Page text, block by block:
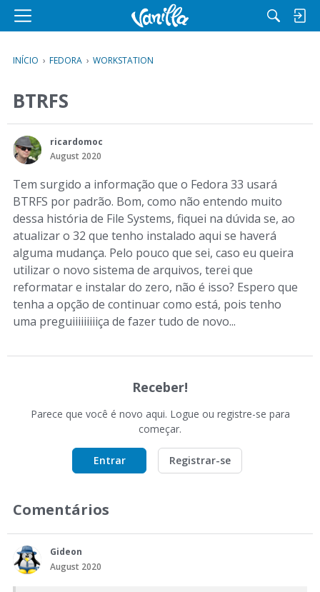
M
n
u
INÍCIO › FEDORA › WORKSTATION
BTRFS
ricardomoc
August 2020
Tem surgido a informação que o Fedora 33 usará
BTRFS por padrão. Bom, como não entendo muito
dessa história de File Systems, fiquei na dúvida se, ao
atualizar o 32 que tenho instalado aqui se haverá
alguma mudança. Pelo pouco que sei, caso eu queira
utilizar o novo sistema de arquivos, terei que
reformatar e instalar do zero, não é isso? Espero que
tenha a opção de continuar como está, pois tenho
uma preguiiiiiiiiiça de fazer tudo de novo...
Receber!
Parece que você é novo aqui. Logue ou registre-se para
começar.
Entrar Registrar-se
Comentários
Gideon
August 2020